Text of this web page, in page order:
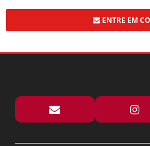
BOX DE VIDRO ELEGANCE TRANSFORMA
BOX FLEX PARA BANHEIRO PREÇO E
BOX FLEX PARA BANHEIRO PREÇO:
ENTRE EM